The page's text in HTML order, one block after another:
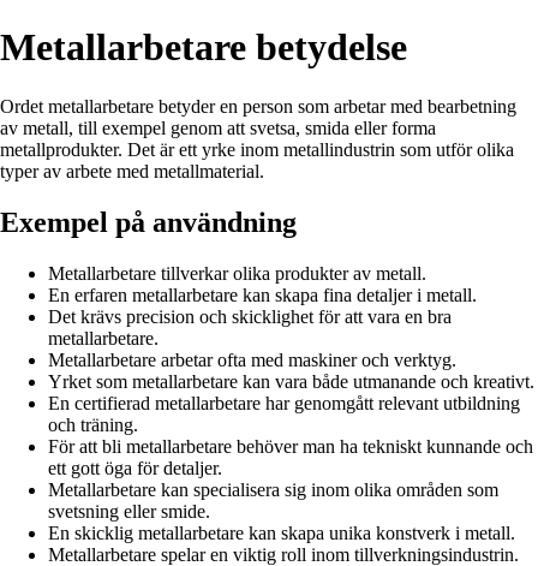
Metallarbetare betydelse
Ordet metallarbetare betyder en person som arbetar med bearbetning
av metall, till exempel genom att svetsa, smida eller forma
metallprodukter. Det är ett yrke inom metallindustrin som utför olika
typer av arbete med metallmaterial.
Exempel på användning
Metallarbetare tillverkar olika produkter av metall.
En erfaren metallarbetare kan skapa fina detaljer i metall.
Det krävs precision och skicklighet för att vara en bra
metallarbetare.
Metallarbetare arbetar ofta med maskiner och verktyg.
Yrket som metallarbetare kan vara både utmanande och kreativt.
En certifierad metallarbetare har genomgått relevant utbildning
och träning.
För att bli metallarbetare behöver man ha tekniskt kunnande och
ett gott öga för detaljer.
Metallarbetare kan specialisera sig inom olika områden som
svetsning eller smide.
En skicklig metallarbetare kan skapa unika konstverk i metall.
Metallarbetare spelar en viktig roll inom tillverkningsindustrin.